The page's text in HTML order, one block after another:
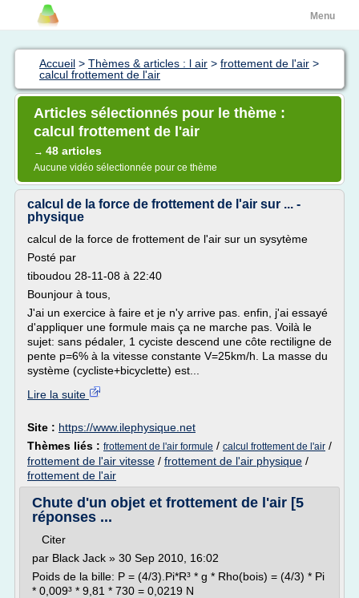
Menu
Accueil > Thèmes & articles : l air > frottement de l'air >
calcul frottement de l'air
Articles sélectionnés pour le thème :
calcul frottement de l'air
→ 48 articles
Aucune vidéo sélectionnée pour ce thème
calcul de la force de frottement de l'air sur ... -
physique
calcul de la force de frottement de l'air sur un sysytème
Posté par
tiboudou 28-11-08 à 22:40
Bounjour à tous,
J'ai un exercice à faire et je n'y arrive pas. enfin, j'ai essayé
d'appliquer une formule mais ça ne marche pas. Voilà le
sujet: sans pédaler, 1 cyciste descend une côte rectiligne de
pente p=6% à la vitesse constante V=25km/h. La masse du
système (cycliste+bicyclette) est...
Lire la suite
Site : https://www.ilephysique.net
Thèmes liés : frottement de l'air formule / calcul frottement de l'air /
frottement de l'air vitesse / frottement de l'air physique /
frottement de l'air
Chute d'un objet et frottement de l'air [5
réponses ...
Citer
par Black Jack » 30 Sep 2010, 16:02
Poids de la bille: P = (4/3).Pi*R³ * g * Rho(bois) = (4/3) * Pi
* 0,009³ * 9,81 * 730 = 0,0219 N